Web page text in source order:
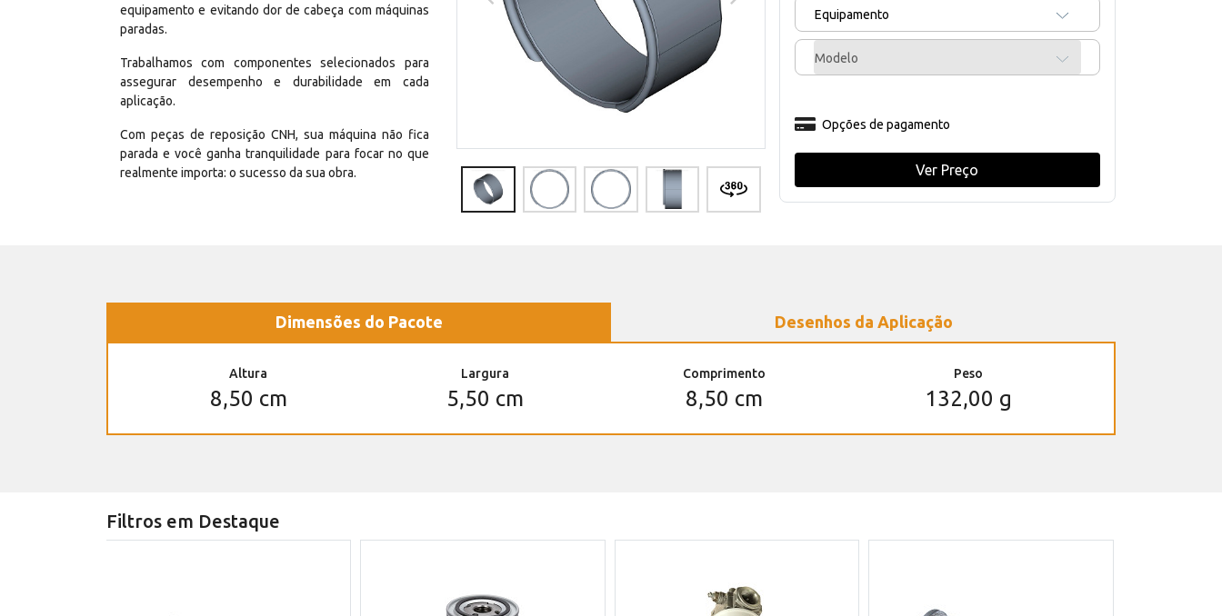
equipamento e evitando dor de cabeça com máquinas
paradas.
Trabalhamos com componentes selecionados para
assegurar desempenho e durabilidade em cada
aplicação.
Com peças de reposição CNH, sua máquina não fica
parada e você ganha tranquilidade para focar no que
realmente importa: o sucesso da sua obra.
Equipamento
Modelo
Opções de pagamento
Ver Preço
Dimensões do Pacote Desenhos da Aplicação
Altura
8,50 cm
Largura
5,50 cm
Comprimento
8,50 cm
Peso
132,00 g
Filtros em Destaque